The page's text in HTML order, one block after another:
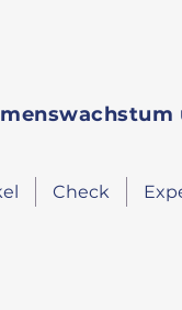
Check